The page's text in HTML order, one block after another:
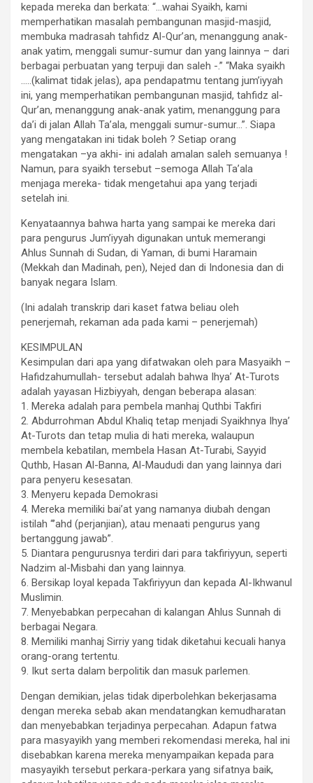
kepada mereka dan berkata: “…wahai Syaikh, kami
memperhatikan masalah pembangunan masjid-masjid,
membuka madrasah tahfidz Al-Qur’an, menanggung anak-
anak yatim, menggali sumur-sumur dan yang lainnya – dari
berbagai perbuatan yang terpuji dan saleh -.” “Maka syaikh
…..(kalimat tidak jelas), apa pendapatmu tentang jum’iyyah
ini, yang memperhatikan pembangunan masjid, tahfidz al-
Qur’an, menanggung anak-anak yatim, menanggung para
da’i di jalan Allah Ta’ala, menggali sumur-sumur…”. Siapa
yang mengatakan ini tidak boleh ? Setiap orang
mengatakan –ya akhi- ini adalah amalan saleh semuanya !
Namun, para syaikh tersebut –semoga Allah Ta’ala
menjaga mereka- tidak mengetahui apa yang terjadi
setelah ini.
Kenyataannya bahwa harta yang sampai ke mereka dari
para pengurus Jum’iyyah digunakan untuk memerangi
Ahlus Sunnah di Sudan, di Yaman, di bumi Haramain
(Mekkah dan Madinah, pen), Nejed dan di Indonesia dan di
banyak negara Islam.
(Ini adalah transkrip dari kaset fatwa beliau oleh
penerjemah, rekaman ada pada kami – penerjemah)
KESIMPULAN
Kesimpulan dari apa yang difatwakan oleh para Masyaikh –
Hafidzahumullah- tersebut adalah bahwa Ihya’ At-Turots
adalah yayasan Hizbiyyah, dengan beberapa alasan:
1. Mereka adalah para pembela manhaj Quthbi Takfiri
2. Abdurrohman Abdul Khaliq tetap menjadi Syaikhnya Ihya’
At-Turots dan tetap mulia di hati mereka, walaupun
membela kebatilan, membela Hasan At-Turabi, Sayyid
Quthb, Hasan Al-Banna, Al-Maududi dan yang lainnya dari
para penyeru kesesatan.
3. Menyeru kepada Demokrasi
4. Mereka memiliki bai’at yang namanya diubah dengan
istilah “’ahd (perjanjian), atau menaati pengurus yang
bertanggung jawab”.
5. Diantara pengurusnya terdiri dari para takfiriyyun, seperti
Nadzim al-Misbahi dan yang lainnya.
6. Bersikap loyal kepada Takfiriyyun dan kepada Al-Ikhwanul
Muslimin.
7. Menyebabkan perpecahan di kalangan Ahlus Sunnah di
berbagai Negara.
8. Memiliki manhaj Sirriy yang tidak diketahui kecuali hanya
orang-orang tertentu.
9. Ikut serta dalam berpolitik dan masuk parlemen.
Dengan demikian, jelas tidak diperbolehkan bekerjasama
dengan mereka sebab akan mendatangkan kemudharatan
dan menyebabkan terjadinya perpecahan. Adapun fatwa
para masyayikh yang memberi rekomendasi mereka, hal ini
disebabkan karena mereka menyampaikan kepada para
masyayikh tersebut perkara-perkara yang sifatnya baik,